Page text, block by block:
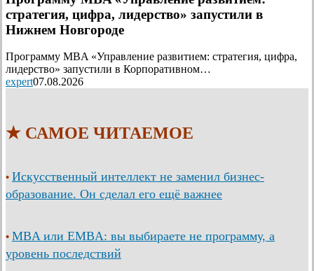
стратегия, цифра, лидерство» запустили в
Нижнем Новгороде
Программу MBA «Управление развитием: стратегия, цифра,
лидерство» запустили в Корпоративном…
expert07.08.2026
★ САМОЕ ЧИТАЕМОЕ
• Искусственный интеллект не заменил бизнес-
образование. Он сделал его ещё важнее
• MBA или EMBA: вы выбираете не программу, а
уровень последствий